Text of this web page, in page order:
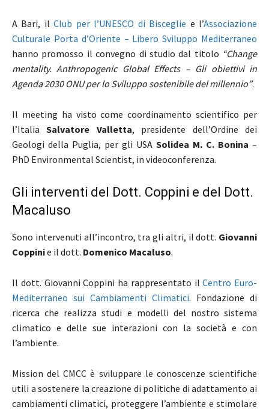
A Bari, ilClub per l’UNESCO di Bisceglie e l’Associazione
Culturale Porta d’Oriente – Libero Sviluppo Mediterraneo
hanno promosso il convegno di studio dal titolo “Change
mentality. Anthropogenic Global Effects – Gli obiettivi in
Agenda 2030 ONU per lo Sviluppo sostenibile del millennio”.
Il meeting ha visto come coordinamento scientifico per
l’ItaliaSalvatore Valletta, presidente dell’Ordine dei
Geologi della Puglia, per gli USA Solidea M. C. Bonina –
PhD Environmental Scientist, in videoconferenza.
Gli interventi del Dott. Coppini e del Dott.
Macaluso
Sono intervenuti all’incontro, tra gli altri, il dott. Giovanni
Coppinie il dott. Domenico Macaluso.
Il dott. Giovanni Coppini ha rappresentato ilCentro Euro-
Mediterraneo sui Cambiamenti Climatici. Fondazione di
ricerca che realizza studi e modelli del nostro sistema
climatico e delle sue interazioni con la società e con
l’ambiente.
Mission del CMCC è sviluppare le conoscenze scientifiche
utili a sostenere la creazione di politiche di adattamento ai
cambiamenti climatici, proteggere l’ambiente e stimolare